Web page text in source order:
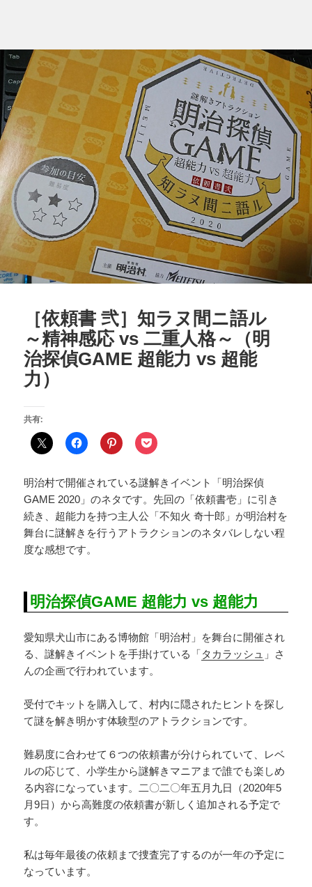
［依頼書 弐］知ラヌ間ニ語ル
～精神感応 vs 二重人格～（明
治探偵GAME 超能力 vs 超能
力）
共有:
明治村で開催されている謎解きイベント「明治探偵
GAME 2020」のネタです。先回の「依頼書壱」に引き
続き、超能力を持つ主人公「不知火 奇十郎」が明治村を
舞台に謎解きを行うアトラクションのネタバレしない程
度な感想です。
明治探偵GAME 超能力 vs 超能力
愛知県犬山市にある博物館「明治村」を舞台に開催され
る、謎解きイベントを手掛けている「 タカラッシュ 」さ
んの企画で行われています。
受付でキットを購入して、村内に隠されたヒントを探し
て謎を解き明かす体験型のアトラクションです。
難易度に合わせて６つの依頼書が分けられていて、レベ
ルの応じて、小学生から謎解きマニアまで誰でも楽しめ
る内容になっています。二〇二〇年五月九日（2020年5
月9日）から高難度の依頼書が新しく追加される予定で
す。
私は毎年最後の依頼まで捜査完了するのが一年の予定に
なっています。